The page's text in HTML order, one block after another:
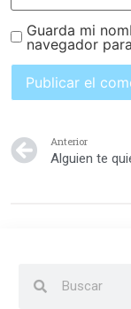
Guarda mi
navegador
Anterior